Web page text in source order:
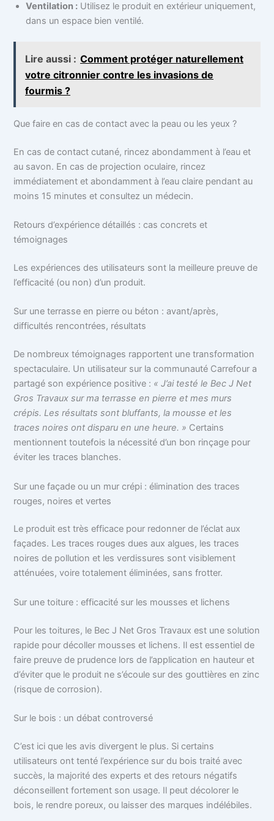
Ventilation : Utilisez le produit en extérieur uniquement,
dans un espace bien ventilé.
Lire aussi : Comment protéger naturellement
votre citronnier contre les invasions de
fourmis ?
Que faire en cas de contact avec la peau ou les yeux ?
En cas de contact cutané, rincez abondamment à l’eau et
au savon. En cas de projection oculaire, rincez
immédiatement et abondamment à l’eau claire pendant au
moins 15 minutes et consultez un médecin.
Retours d’expérience détaillés : cas concrets et
témoignages
Les expériences des utilisateurs sont la meilleure preuve de
l’efficacité (ou non) d’un produit.
Sur une terrasse en pierre ou béton : avant/après,
difficultés rencontrées, résultats
De nombreux témoignages rapportent une transformation
spectaculaire. Un utilisateur sur la communauté Carrefour a
partagé son expérience positive : « J’ai testé le Bec J Net
Gros Travaux sur ma terrasse en pierre et mes murs
crépis. Les résultats sont bluffants, la mousse et les
traces noires ont disparu en une heure. » Certains
mentionnent toutefois la nécessité d’un bon rinçage pour
éviter les traces blanches.
Sur une façade ou un mur crépi : élimination des traces
rouges, noires et vertes
Le produit est très efficace pour redonner de l’éclat aux
façades. Les traces rouges dues aux algues, les traces
noires de pollution et les verdissures sont visiblement
atténuées, voire totalement éliminées, sans frotter.
Sur une toiture : efficacité sur les mousses et lichens
Pour les toitures, le Bec J Net Gros Travaux est une solution
rapide pour décoller mousses et lichens. Il est essentiel de
faire preuve de prudence lors de l’application en hauteur et
d’éviter que le produit ne s’écoule sur des gouttières en zinc
(risque de corrosion).
Sur le bois : un débat controversé
C’est ici que les avis divergent le plus. Si certains
utilisateurs ont tenté l’expérience sur du bois traité avec
succès, la majorité des experts et des retours négatifs
déconseillent fortement son usage. Il peut décolorer le
bois, le rendre poreux, ou laisser des marques indélébiles.